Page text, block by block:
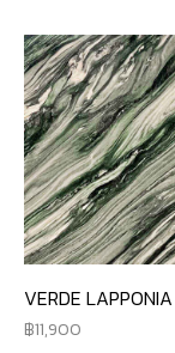
VERDE LAPPONIA
11,900